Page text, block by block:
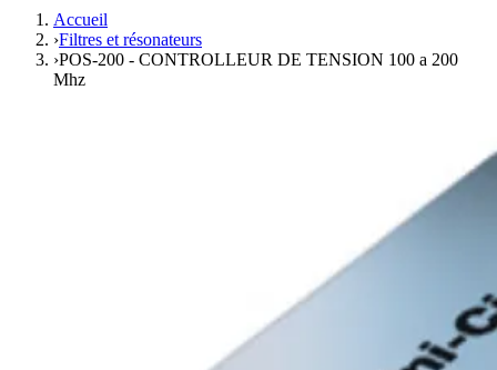
Accueil
›Filtres et résonateurs
›POS-200 - CONTROLLEUR DE TENSION 100 a 200
Mhz